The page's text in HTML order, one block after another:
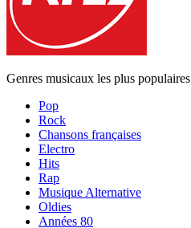
Genres musicaux les plus populaires
Pop
Rock
Chansons françaises
Electro
Hits
Rap
Musique Alternative
Oldies
Années 80